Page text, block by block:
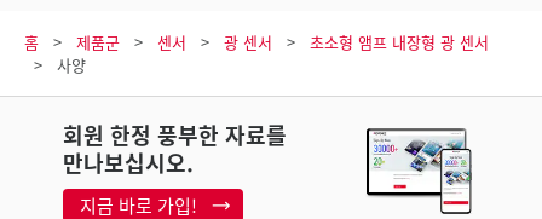
홈 제품군 센서 광 센서
초소형 앰프 내장형 광 센서
사양
회원 한정 풍부한 자료를
만나보십시오.
지금 바로 가입!